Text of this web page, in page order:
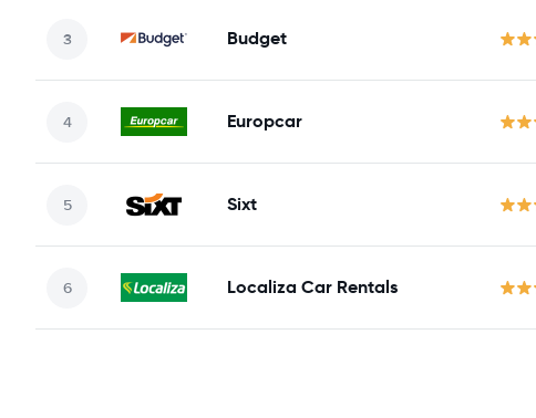
Budget
Europcar
Sixt
Localiza Car Rentals